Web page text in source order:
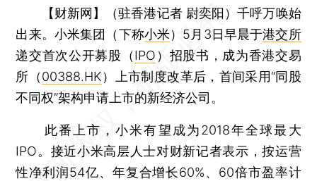
【财新网】（驻香港记者 尉奕阳）千呼万唤始
出来。小米集团（下称小米）5月3日早晨于港交所
递交首次公开募股（IPO ）招股书，成为香港交易
所（00388.HK）上市制度改革后，首间采用“同股
不同权”架构申请上市的新经济公司。
此番上市，小米有望成为2018年全球最大
IPO。接近小米高层人士对财新记者表示，按运营
性净利润54亿、年复合增长60%、60倍市盈率计